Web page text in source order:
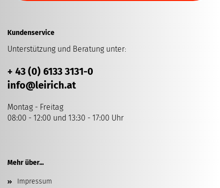
Kundenservice
Unterstützung und Beratung unter:
+ 43 (0) 6133 3131-0
info@leirich.at
Montag - Freitag
08:00 - 12:00 und 13:30 - 17:00 Uhr
Mehr über...
Impressum